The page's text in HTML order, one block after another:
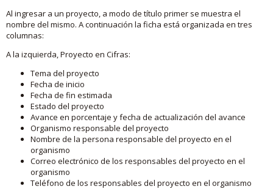
Al ingresar a un proyecto, a modo de título primer se muestra el
nombre del mismo. A continuación la ficha está organizada en tres
columnas:
A la izquierda, Proyecto en Cifras:
Tema del proyecto
Fecha de inicio
Fecha de fin estimada
Estado del proyecto
Avance en porcentaje y fecha de actualización del avance
Organismo responsable del proyecto
Nombre de la persona responsable del proyecto en el
organismo
Correo electrónico de los responsables del proyecto en el
organismo
Teléfono de los responsables del proyecto en el organismo